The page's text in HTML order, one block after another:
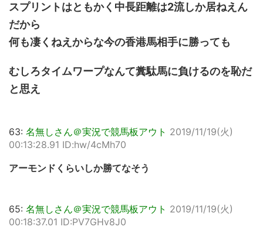
スプリントはともかく中長距離は2流しか居ねえん
だから
何も凄くねえからな今の香港馬相手に勝っても
むしろタイムワープなんて糞駄馬に負けるのを恥だ
と思え
63: 名無しさん＠実況で競馬板アウト 2019/11/19(火)
00:13:28.91 ID:hw/4cMh70
アーモンドくらいしか勝てなそう
65: 名無しさん＠実況で競馬板アウト 2019/11/19(火)
00:18:37.01 ID:PV7GHv8J0